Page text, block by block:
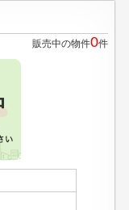
販売中の物件0件